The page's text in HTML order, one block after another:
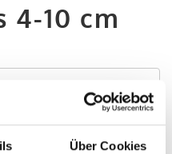
Über Cookies
4-10 cm
geschnitten (ca. 4-10 cm)
%